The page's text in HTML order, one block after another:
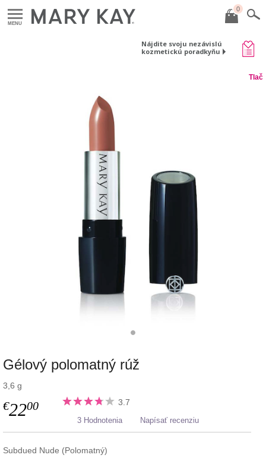
MENU
0
Nájdite svoju nezávislú
kozmetickú poradkyňu
Tlač
Gélový polomatný rúž
3,6 g
€2200 3.7
3 Hodnotenia Napísať recenziu
Subdued Nude (Polomatný)